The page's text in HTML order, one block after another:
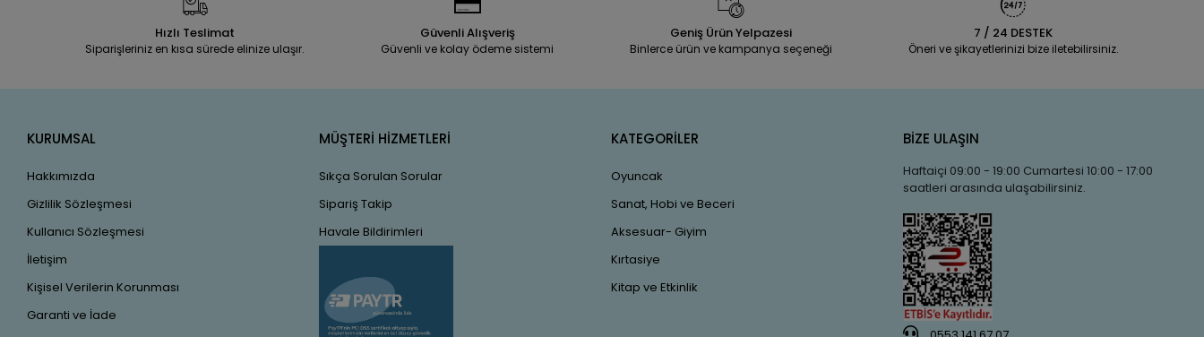
Hızlı Teslimat
Siparişleriniz en kısa sürede elinize ulaşır.
Güvenli Alışveriş
Güvenli ve kolay ödeme sistemi
Geniş Ürün Yelpazesi
Binlerce ürün ve kampanya seçeneği
7 / 24 DESTEK
Öneri ve şikayetlerinizi bize iletebilirsiniz.
KURUMSAL
Hakkımızda
Gizlilik Sözleşmesi
Kullanıcı Sözleşmesi
İletişim
Kişisel Verilerin Korunması
Garanti ve İade
MÜŞTERİ HİZMETLERİ
Sıkça Sorulan Sorular
Sipariş Takip
Havale Bildirimleri
KATEGORİLER
Oyuncak
Sanat, Hobi ve Beceri
Aksesuar- Giyim
Kırtasiye
Kitap ve Etkinlik
BİZE ULAŞIN
Haftaiçi 09:00 - 19:00 Cumartesi 10:00 - 17:00
saatleri arasında ulaşabilirsiniz.